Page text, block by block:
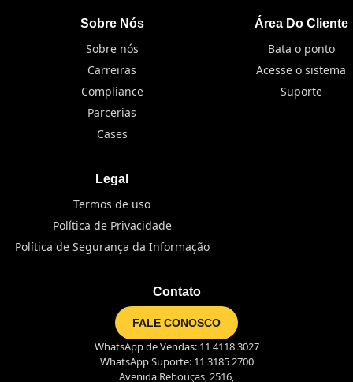
Sobre Nós
Sobre nós
Carreiras
Compliance
Parcerias
Cases
Área Do Cliente
Bata o ponto
Acesse o sistema
Suporte
Legal
Termos de uso
Política de Privacidade
Política de Segurança da Informação
Contato
FALE CONOSCO
WhatsApp de Vendas: 11 4118 3027
WhatsApp Suporte: 11 3185 2700
Avenida Rebouças, 2516,